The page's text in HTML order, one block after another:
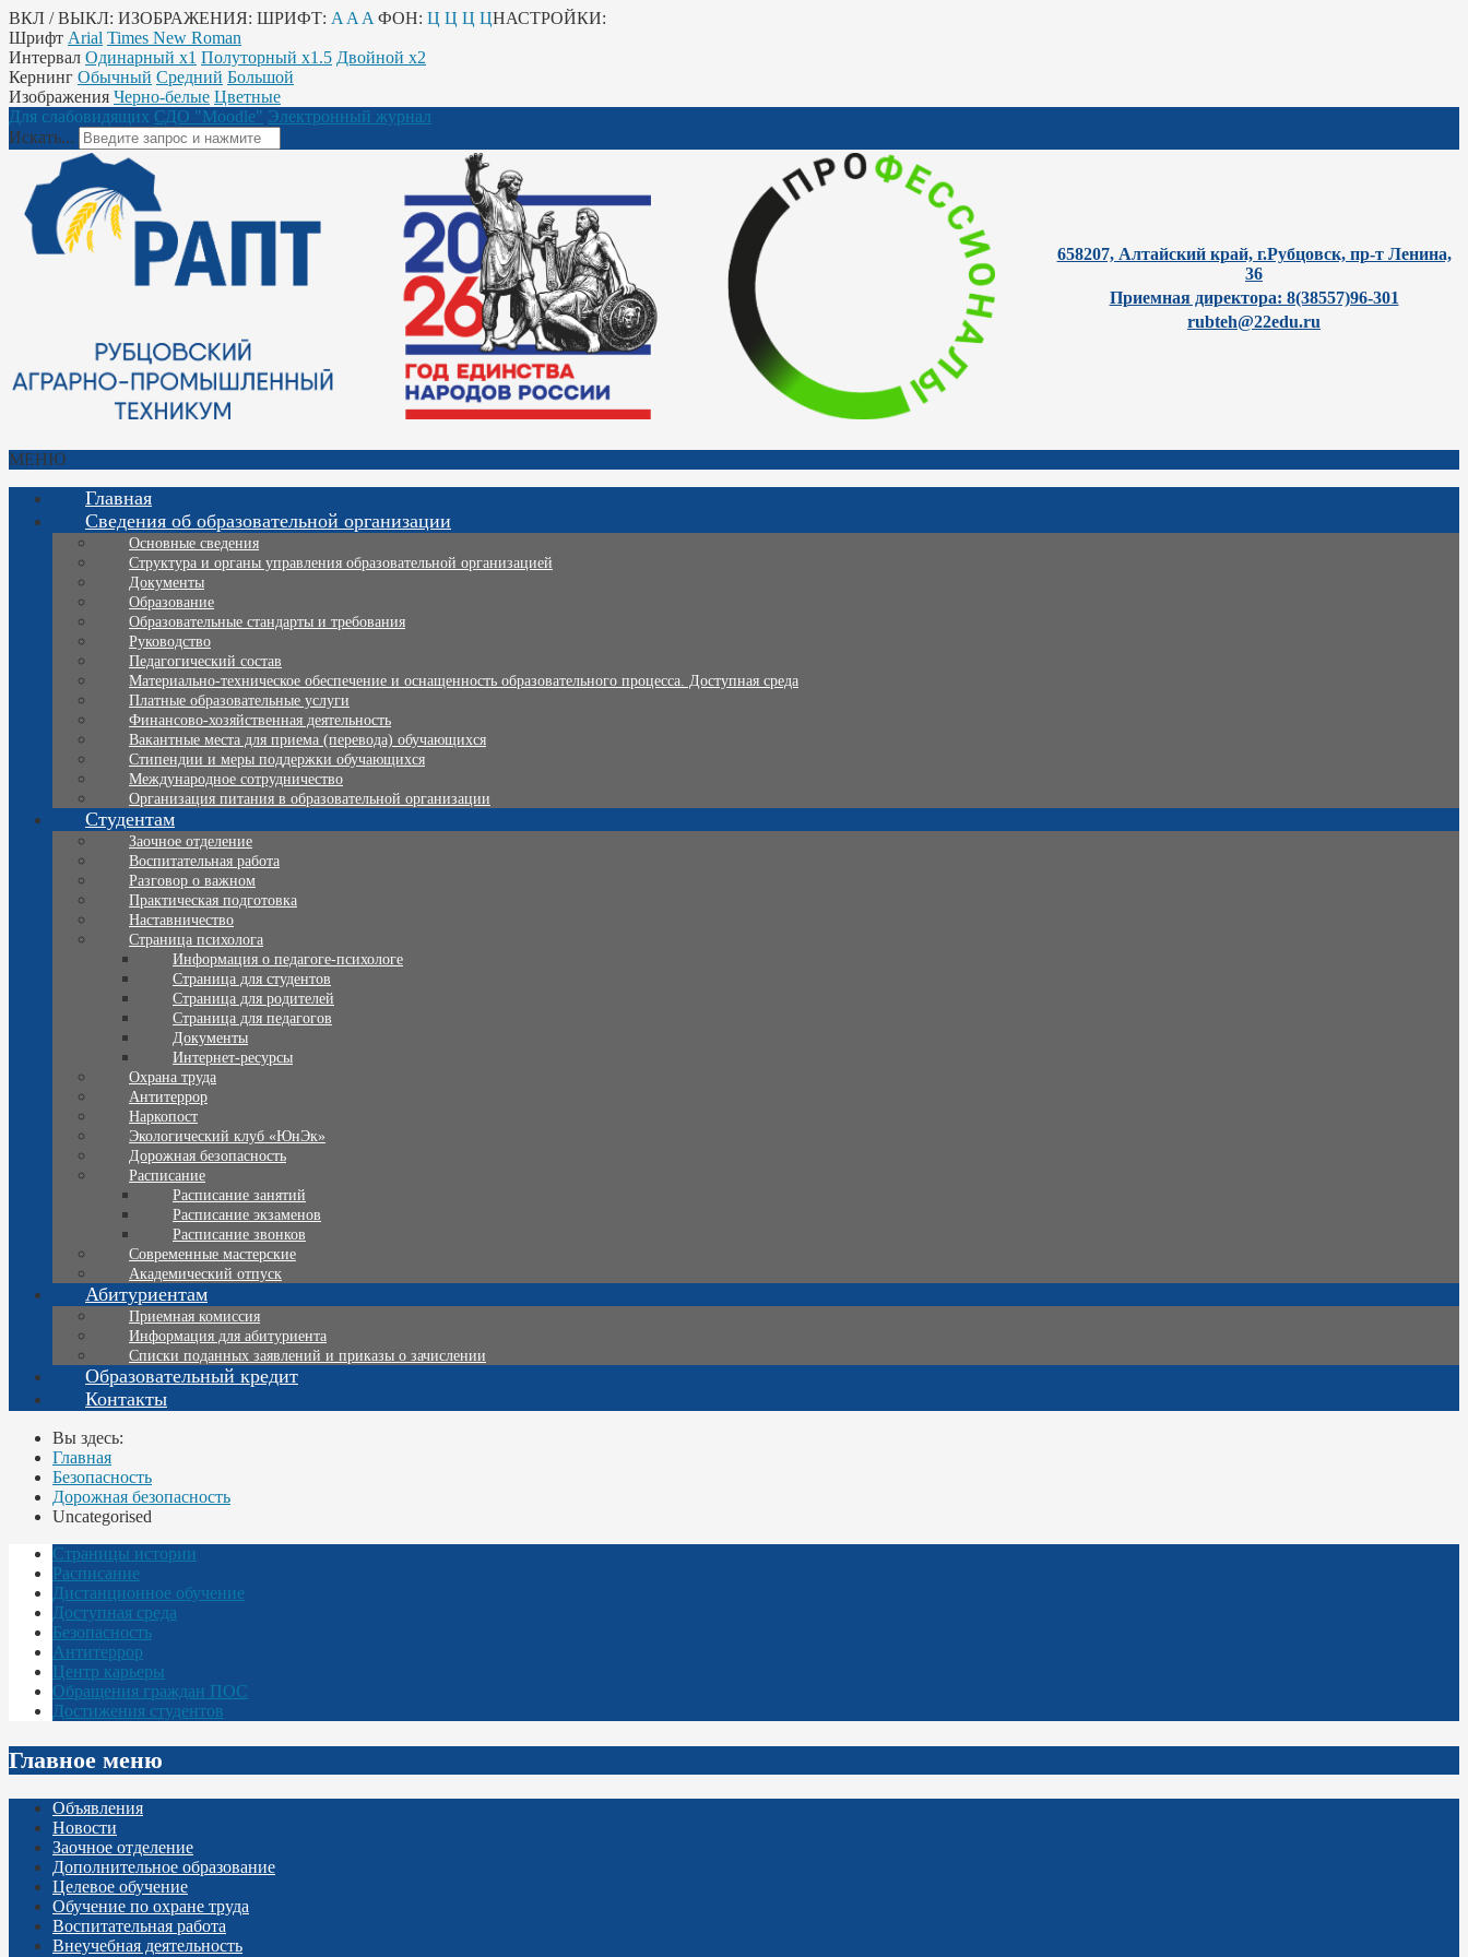
ВКЛ / ВЫКЛ: ИЗОБРАЖЕНИЯ: ШРИФТ: A A A ФОН: Ц Ц Ц ЦНАСТРОЙКИ:
Шрифт Arial Times New Roman
Интервал Одинарный х1 Полуторный х1.5 Двойной х2
Кернинг Обычный Средний Большой
Изображения Черно-белые Цветные
Для слабовидящих СДО "Moodle" Электронный журнал
Искать...
658207, Алтайский край, г.Рубцовск, пр-т Ленина,
36
Приемная директора: 8(38557)96-301
rubteh@22edu.ru
МЕНЮ
Главная
Сведения об образовательной организации
Основные сведения
Структура и органы управления образовательной организацией
Документы
Образование
Образовательные стандарты и требования
Руководство
Педагогический состав
Материально-техническое обеспечение и оснащенность образовательного процесса. Доступная среда
Платные образовательные услуги
Финансово-хозяйственная деятельность
Вакантные места для приема (перевода) обучающихся
Стипендии и меры поддержки обучающихся
Международное сотрудничество
Организация питания в образовательной организации
Студентам
Заочное отделение
Воспитательная работа
Разговор о важном
Практическая подготовка
Наставничество
Страница психолога
Информация о педагоге-психологе
Страница для студентов
Страница для родителей
Страница для педагогов
Документы
Интернет-ресурсы
Охрана труда
Антитеррор
Наркопост
Экологический клуб «ЮнЭк»
Дорожная безопасность
Расписание
Расписание занятий
Расписание экзаменов
Расписание звонков
Современные мастерские
Академический отпуск
Абитуриентам
Приемная комиссия
Информация для абитуриента
Списки поданных заявлений и приказы о зачислении
Образовательный кредит
Контакты
Вы здесь:
Главная
Безопасность
Дорожная безопасность
Uncategorised
Страницы истории
Расписание
Дистанционное обучение
Доступная среда
Безопасность
Антитеррор
Центр карьеры
Обращения граждан ПОС
Достижения студентов
Главное меню
Объявления
Новости
Заочное отделение
Дополнительное образование
Целевое обучение
Обучение по охране труда
Воспитательная работа
Внеучебная деятельность